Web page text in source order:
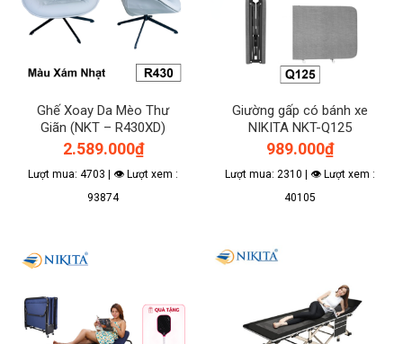
Ghế Xoay Da Mèo Thư
Giãn (NKT – R430XD)
2.589.000₫
Lượt mua: 4703 | 👁 Lượt xem :
93874
Giường gấp có bánh xe
NIKITA NKT-Q125
989.000₫
Lượt mua: 2310 | 👁 Lượt xem :
40105